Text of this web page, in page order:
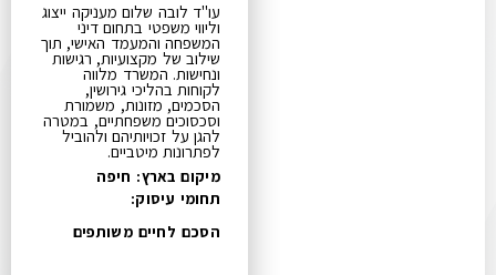
עו"ד לובה שלום מעניקה ייצוג
וליווי משפטי בתחום דיני
המשפחה והמעמד האישי, תוך
שילוב של מקצועיות, רגישות
ונחישות. המשרד מלווה
לקוחות בהליכי גירושין,
הסכמים, מזונות, משמורת
וסכסוכים משפחתיים, במטרה
להגן על זכויותיהם ולהוביל
לפתרונות מיטביים.
מיקום בארץ: חיפה
תחומי עיסוק:
הסכם לחיים משותפים